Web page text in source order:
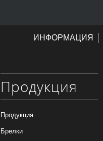
ИНФОРМАЦИЯ
Продукция
Продукция
Брелки